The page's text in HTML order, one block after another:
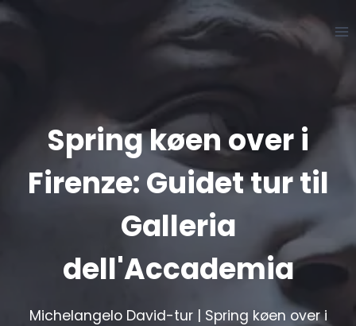
Spring
Spring køen over i
Firenze: Guidet tur til
Galleria
dell'Accademia
Michelangelo David-tur | Spring køen over i